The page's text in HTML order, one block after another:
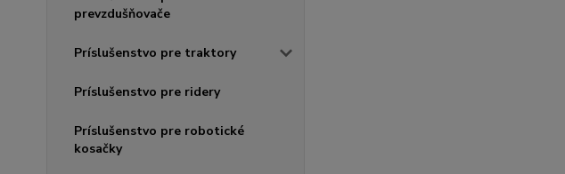
prevzdušňovače
Príslušenstvo pre traktory
Príslušenstvo pre ridery
Príslušenstvo pre robotické
kosačky